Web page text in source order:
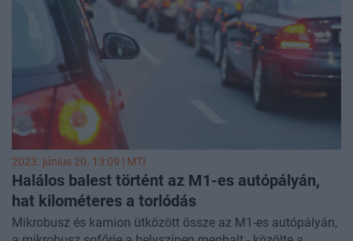
2023. június 20. 13:09 | MTI
Halálos balest történt az M1-es autópályán,
hat kilométeres a torlódás
Mikrobusz és kamion ütközött össze az M1-es autópályán,